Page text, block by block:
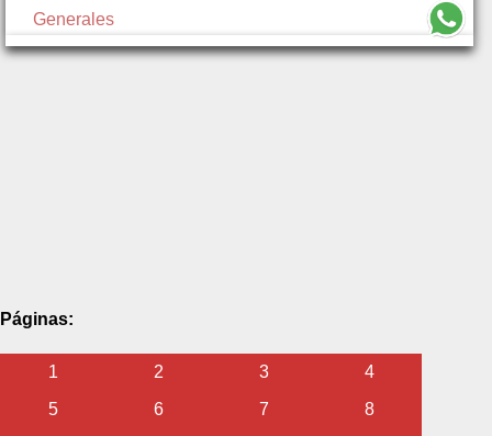
Generales
Páginas:
1 2 3
4
5
6 7 8